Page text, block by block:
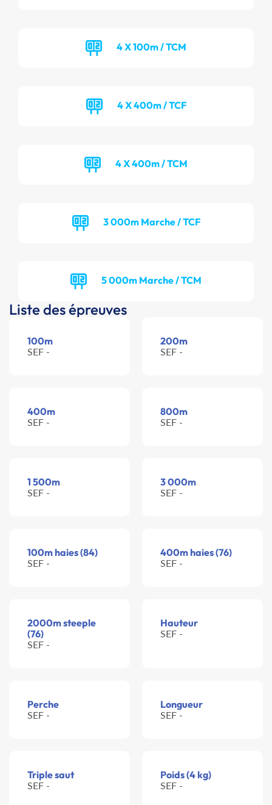
4 X 100m / TCM
4 X 400m / TCF
4 X 400m / TCM
3 000m Marche / TCF
5 000m Marche / TCM
Liste des épreuves
100m
SEF -
200m
SEF -
400m
SEF -
800m
SEF -
1 500m
SEF -
3 000m
SEF -
100m haies (84)
SEF -
400m haies (76)
SEF -
2000m steeple
(76)
SEF -
Hauteur
SEF -
Perche
SEF -
Longueur
SEF -
Triple saut
SEF -
Poids (4 kg)
SEF -